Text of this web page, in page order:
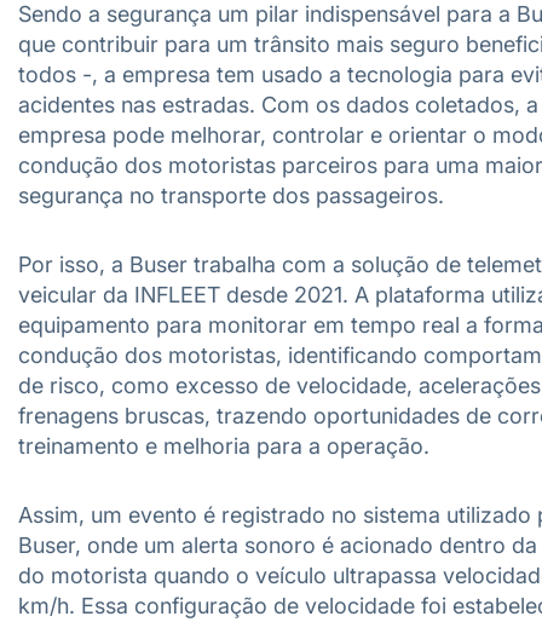
Sendo a segurança um pilar indispensável para a
que contribuir para um trânsito mais seguro
todos -, a empresa tem usado a tecnologia para
acidentes nas estradas. Com os dados coletados, a
empresa pode melhorar, controlar e orientar o
condução dos motoristas parceiros para uma maior
segurança no transporte dos passageiros.
Por isso, a Buser trabalha com a solução de
veicular da INFLEET desde 2021. A plataforma
equipamento para monitorar em tempo real a
condução dos motoristas, identificando
de risco, como excesso de velocidade,
frenagens bruscas, trazendo oportunidades de
treinamento e melhoria para a operação.
Assim, um evento é registrado no sistema utilizado
Buser, onde um alerta sonoro é acionado dentro
do motorista quando o veículo ultrapassa
km/h. Essa configuração de velocidade foi